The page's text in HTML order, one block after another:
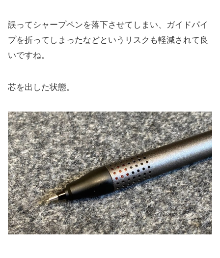
誤ってシャープペンを落下させてしまい、ガイドパイ
プを折ってしまったなどというリスクも軽減されて良
いですね。
芯を出した状態。